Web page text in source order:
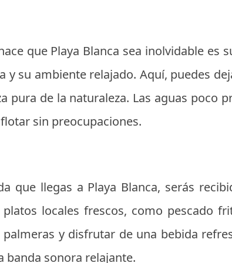
que Playa Blanca sea inolvidable
y su ambiente relajado. Aquí, puedes
pura de la naturaleza. Las aguas poco
sin preocupaciones.
que llegas a Playa Blanca, serás
locales frescos, como pescado
palmeras y disfrutar de una bebida
banda sonora relajante.